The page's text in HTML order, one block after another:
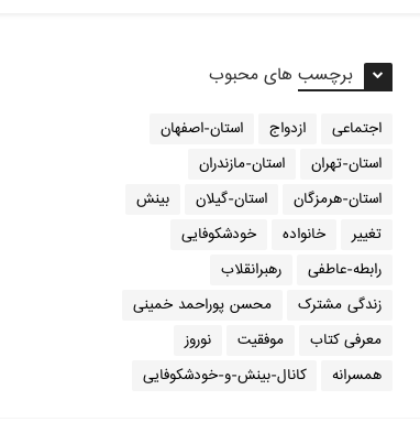
برچسب های محبوب
اجتماعی ازدواج
استان-اصفهان
استان-تهران
استان-مازندران
استان-هرمزگان
استان-گیلان
بینش
تغییر
خانواده
خودشکوفایی
رابطه-عاطفی
رهبرانقلاب
زندگی مشترک
محسن پوراحمد خمینی
معرفی کتاب
موفقیت
نوروز
همسرانه
کانال-بینش-و-خودشکوفایی